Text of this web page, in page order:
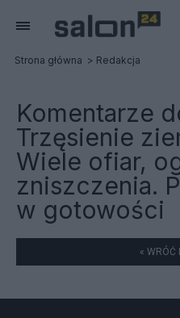
Strona główna Redakcja
Komentarze
Trzęsienie
Wiele ofiar,
zniszczenia.
w gotowości
« WRÓĆ